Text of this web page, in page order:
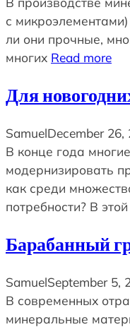
с
ли они прочные,
многих Read more
Для
SamuelDecember 26,
В конце года
модернизировать
как среди
потребности? В
Барабанный
SamuelSeptember 5,
В современных
минеральные